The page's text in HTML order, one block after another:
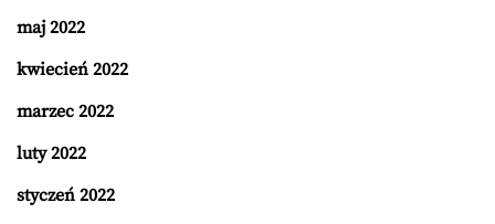
maj 2022
kwiecień 2022
marzec 2022
luty 2022
styczeń 2022